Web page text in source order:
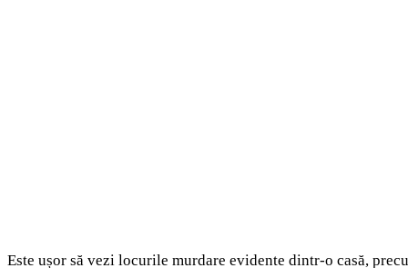
Este ușor să vezi locurile murdare evidente dintr-o casă,